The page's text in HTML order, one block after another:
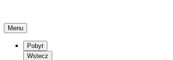
Menu
Pobyt
Wstecz